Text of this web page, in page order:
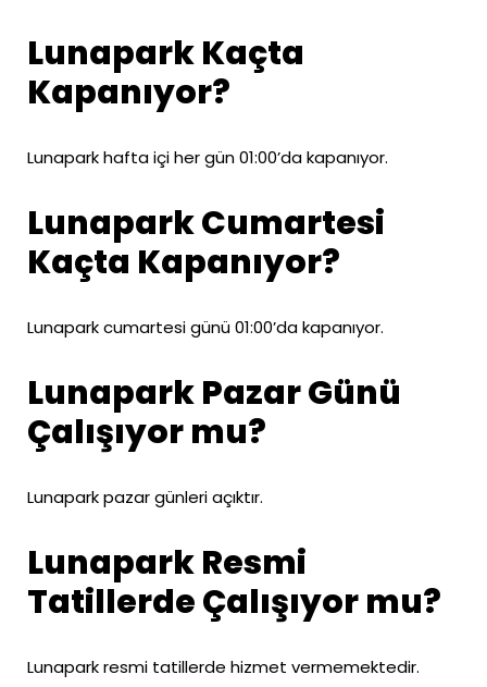
Lunapark Kaçta
Kapanıyor?
Lunapark hafta içi her gün 01:00’da kapanıyor.
Lunapark Cumartesi
Kaçta Kapanıyor?
Lunapark cumartesi günü 01:00’da kapanıyor.
Lunapark Pazar Günü
Çalışıyor mu?
Lunapark pazar günleri açıktır.
Lunapark Resmi
Tatillerde Çalışıyor mu?
Lunapark resmi tatillerde hizmet vermemektedir.